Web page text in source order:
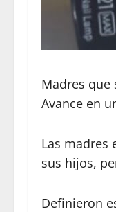
Madres que
Avance en
Las madres
sus hijos,
Definieron